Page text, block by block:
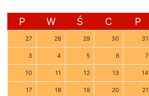
P W Ś C P
27 28 29 30 31
3 4 5 6 7
10 11 12 13 14
17 18 19 20 21